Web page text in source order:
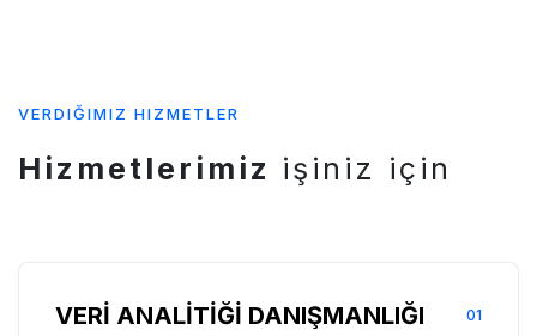
VERDIĞIMIZ HIZMETLER
Hizmetlerimiz işiniz için
VERİ ANALİTİĞİ DANIŞMANLIĞI 01